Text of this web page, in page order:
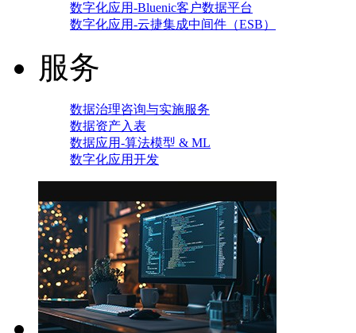
数字化应用-Bluenic客户数据平台
数字化应用-云捷集成中间件（ESB）
服务
数据治理咨询与实施服务
数据资产入表
数据应用-算法模型 & ML
数字化应用开发